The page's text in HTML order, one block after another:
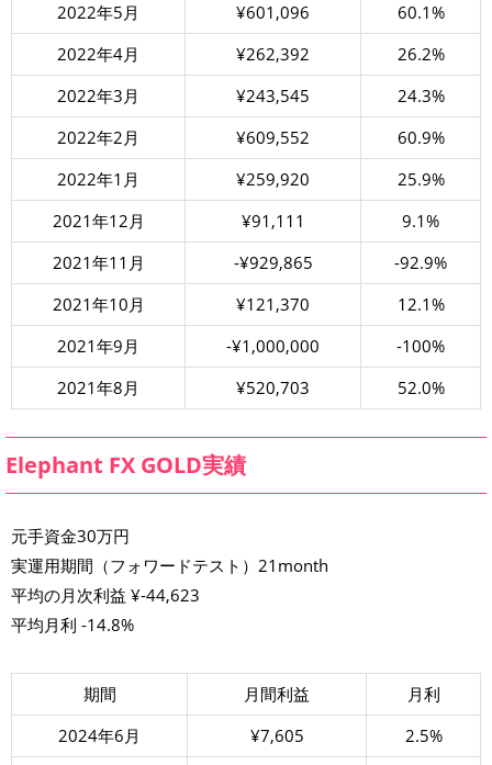
2022年5月
¥601,096
60.1%
2022年4月
¥262,392
26.2%
2022年3月
¥243,545
24.3%
2022年2月
¥609,552
60.9%
2022年1月
¥259,920
25.9%
2021年12月
¥91,111
9.1%
2021年11月
-¥929,865
-92.9%
2021年10月
¥121,370
12.1%
2021年9月
-¥1,000,000
-100%
2021年8月
¥520,703 52.0%
Elephant FX GOLD実績
元手資金30万円
実運用期間（フォワードテスト）21month
平均の月次利益 ¥-44,623
平均月利 -14.8%
期間 月間利益
月利
2024年6月
¥7,605
2.5%